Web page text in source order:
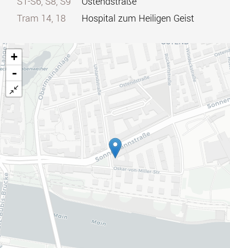
Tram 14, 18
Hospital zum Heiligen Geist
+
-